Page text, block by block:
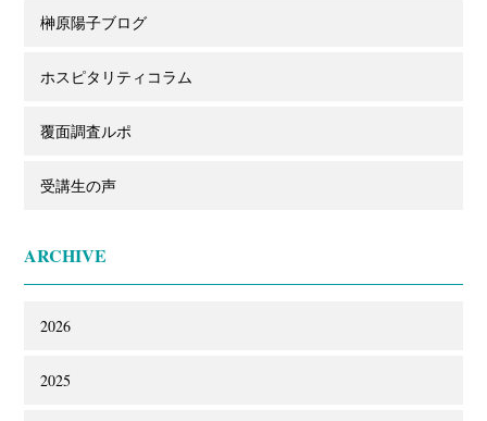
榊原陽子ブログ
ホスピタリティコラム
覆面調査ルポ
受講生の声
ARCHIVE
2026
2025